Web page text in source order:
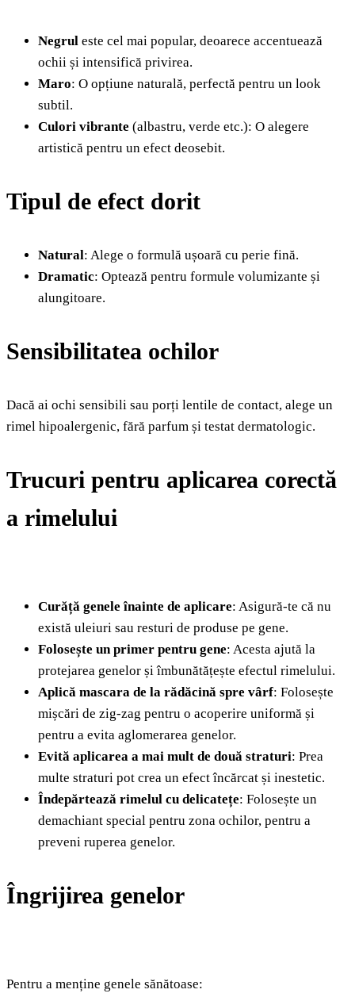
Negrul este cel mai popular, deoarece accentuează
ochii și intensifică privirea.
Maro: O opțiune naturală, perfectă pentru un look
subtil.
Culori vibrante (albastru, verde etc.): O alegere
artistică pentru un efect deosebit.
Tipul de efect dorit
Natural: Alege o formulă ușoară cu perie fină.
Dramatic: Optează pentru formule volumizante și
alungitoare.
Sensibilitatea ochilor
Dacă ai ochi sensibili sau porți lentile de contact, alege un
rimel hipoalergenic, fără parfum și testat dermatologic.
Trucuri pentru aplicarea corectă
a rimelului
Curăță genele înainte de aplicare: Asigură-te că nu
există uleiuri sau resturi de produse pe gene.
Folosește un primer pentru gene: Acesta ajută la
protejarea genelor și îmbunătățește efectul rimelului.
Aplică mascara de la rădăcină spre vârf: Folosește
mișcări de zig-zag pentru o acoperire uniformă și
pentru a evita aglomerarea genelor.
Evită aplicarea a mai mult de două straturi: Prea
multe straturi pot crea un efect încărcat și inestetic.
Îndepărtează rimelul cu delicatețe: Folosește un
demachiant special pentru zona ochilor, pentru a
preveni ruperea genelor.
Îngrijirea genelor
Pentru a menține genele sănătoase: